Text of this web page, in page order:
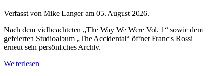
Verfasst von Mike Langer am 05. August 2026.
Nach dem vielbeachteten „The Way We Were Vol. 1“ sowie dem
gefeierten Studioalbum „The Accidental“ öffnet Francis Rossi
erneut sein persönliches Archiv.
Weiterlesen